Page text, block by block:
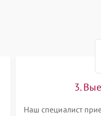
3.
Наш специалист